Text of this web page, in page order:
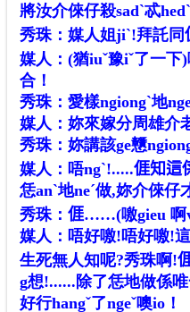
將汝介倈仔殺sadˋ忒
秀珠：媒人姐jiˋ!拜託同
媒人：(猶iuˇ豫iˇ了一下
合！
秀珠：愛樣ngiongˋ地
媒人：妳來嫁分周雄介
秀珠：妳講該ge戇
媒人：唔ngˋ!.....𠊎知這
恁anˋ地neˊ做,妳介倈仔
秀珠：𠊎……(噭gieu 啊
媒人：唔好噭!唔好噭!
生死無人知呢?秀珠啊
g想!......除了恁地做係
好行hangˇ了ngeˇ噢io！